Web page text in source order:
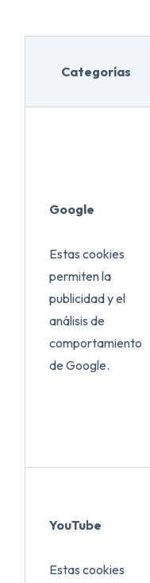
Categorías
Google
Estas cookies
permiten la
publicidad y el
análisis de
comportamiento
de Google.
YouTube
Estas cookies